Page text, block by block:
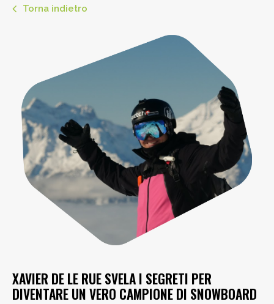
Torna indietro
XAVIER DE LE RUE SVELA I SEGRETI PER
DIVENTARE UN VERO CAMPIONE DI SNOWBOARD